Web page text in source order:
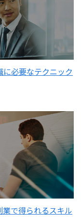
必要なテクニック
で得られるスキル